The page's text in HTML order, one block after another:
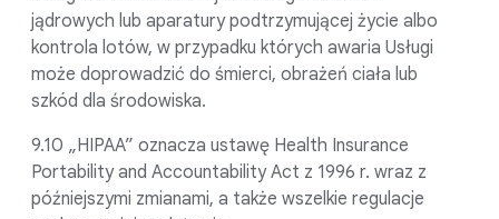
jądrowych lub aparatury podtrzymującej życie albo
kontrola lotów, w przypadku których awaria Usługi
może doprowadzić do śmierci, obrażeń ciała lub
szkód dla środowiska.
9.10 „HIPAA” oznacza ustawę Health Insurance
Portability and Accountability Act z 1996 r. wraz z
późniejszymi zmianami, a także wszelkie regulacje